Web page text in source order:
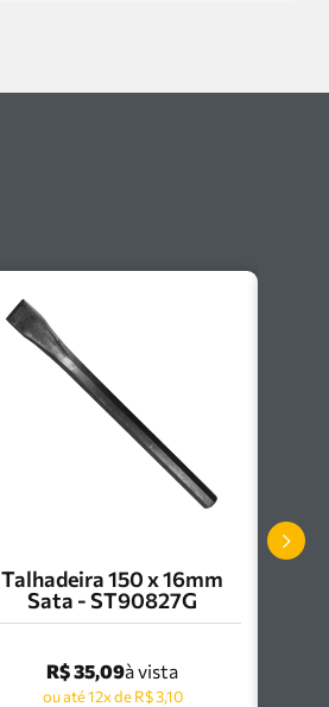
Talhadeira 150 x 16mm
Sata - ST90827G
R$ 35,09à vista
ou até 12x de R$ 3,10